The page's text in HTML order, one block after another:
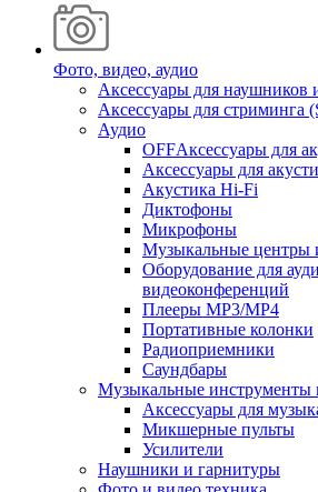
Фото, видео, аудио
Аксессуары для наушников
Аксессуары для стриминга
Аудио
OFFАксессуары для
Аксессуары для
Акустика Hi-Fi
Диктофоны
Микрофоны
Музыкальные центры
Оборудование для
видеоконференций
Плееры MP3/MP4
Портативные колонки
Радиоприемники
Саундбары
Музыкальные инструменты
Аксессуары для
Микшерные пульты
Усилители
Наушники и гарнитуры